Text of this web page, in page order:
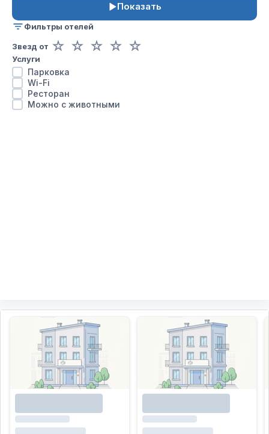
Показать
Фильтры отелей
Звезд от ☆ ☆ ☆ ☆ ☆
Услуги
Парковка
Wi-Fi
Ресторан
Можно с животными